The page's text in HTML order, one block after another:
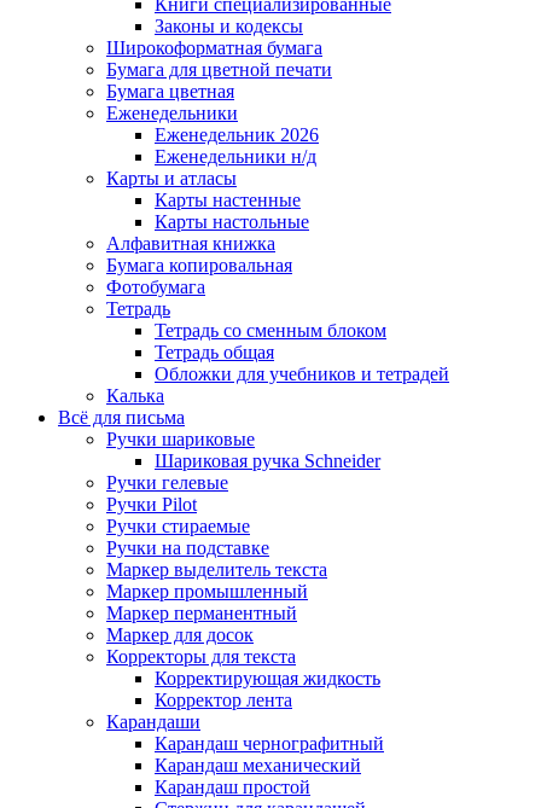
Книги специализированные
Законы и кодексы
Широкоформатная бумага
Бумага для цветной печати
Бумага цветная
Еженедельники
Еженедельник 2026
Еженедельники н/д
Карты и атласы
Карты настенные
Карты настольные
Алфавитная книжка
Бумага копировальная
Фотобумага
Тетрадь
Тетрадь со сменным блоком
Тетрадь общая
Обложки для учебников и тетрадей
Калька
Всё для письма
Ручки шариковые
Шариковая ручка Schneider
Ручки гелевые
Ручки Pilot
Ручки стираемые
Ручки на подставке
Маркер выделитель текста
Маркер промышленный
Маркер перманентный
Маркер для досок
Корректоры для текста
Корректирующая жидкость
Корректор лента
Карандаши
Карандаш чернографитный
Карандаш механический
Карандаш простой